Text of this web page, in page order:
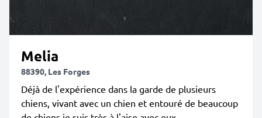
Melia
88390, Les Forges
Déjà de l'expérience dans la garde de plusieurs
chiens, vivant avec un chien et entouré de beaucoup